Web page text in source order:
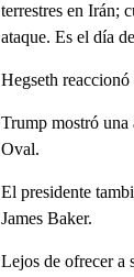
terrestres en Irán;
ataque. Es el día
Hegseth reaccionó
Trump mostró una
Oval.
El presidente
James Baker.
Lejos de ofrecer a